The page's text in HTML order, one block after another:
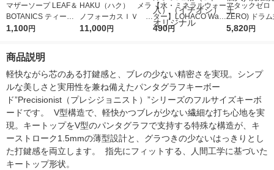
マザーソープ LEAF＆
BOTANICS ティーツ
リー 1セット（1個×
1,100円
HAKU（ハク） メラ
ノフォーカスＩＶ 4
5ｇ 資生堂 おまけ
11,000円
【水・ミネラルウォー
ター】LOHACO Wate
r（ロハコウォータ
490円
アタックゼロ
ZERO) ドラ
詰め替え メガ
5,820円
商品説明
軽快ながら芯のある打鍵感と、ブレの少ない精密さを実現。シンプ
ルな美しさと実用性を兼ね備えたパンタグラフキーボー
ド”Precisionist（プレシジョニスト）”シリーズのフルサイズキーボ
ードです。  V型構造で、軽快かつブレが少ない繊細な打ち心地を実
現。キートップをV型のパンタグラフで支持する特殊な構造が、キ
ーストローク1.5mmの薄型設計と、グラつきの少ないはっきりとし
た打鍵感を両立します。  指先にフィットする、人間工学に基づいた
キートップ形状。